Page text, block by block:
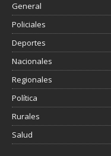
General
Policiales
Deportes
Nacionales
Regionales
Política
Rurales
Salud